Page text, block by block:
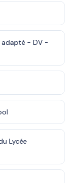
adapté - DV -
Lycée